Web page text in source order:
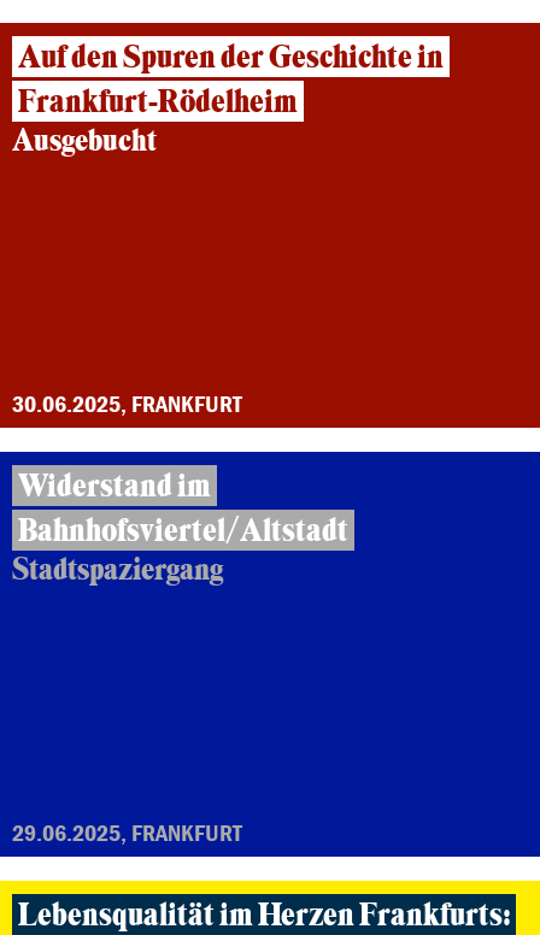
Auf den Spuren der Geschichte in
Frankfurt-Rödelheim
Ausgebucht
30.06.2025, FRANKFURT
Widerstand im
Bahnhofsviertel/Altstadt
Stadtspaziergang
29.06.2025, FRANKFURT
Lebensqualität im Herzen Frankfurts: